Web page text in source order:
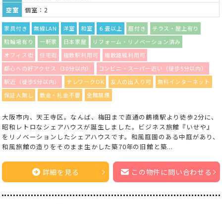
空室
個室：2
家具付き 無線LAN 洋室 和室 ６畳以上 庭付き
テラス・屋上有り
駐輪場有り
一軒家 日本家屋
リフォーム・リノベーション済み
オフィス街
住宅街 複数駅利用可
複数路線利用可
都心への好アクセス（30分以内）
コンビニ・スーパー近い（徒歩5分以内）
駅近（徒歩5分以内）
テレワークOK 友人の出入り可
無料インターネット
保証人無し
敷金・礼金不要 全館禁煙
大阪市内、天王寺区。なんば、梅田まで直通の鶴橋駅より徒歩2分に、
昭和レトロなシェアハウスが誕生しました。ビジネス旅館『いせや』
をリノベーションしたシェアハウスです。和風庭園のある中庭があり、
和風旅館の造りをそのまま生かした築70年の旧館と築...
詳細を見る この物件に問い合わせる